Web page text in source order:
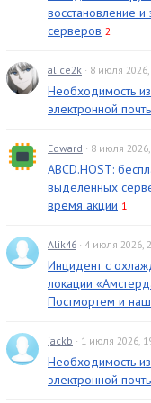
восстановление и
серверов 2
alice2k · 8 июля
Необходимость
электронной
Edward · 8 июля
ABCD.HOST:
выделенных
время акции 1
Alik46 · 4 июля 2026,
Инцидент с
локации
Постмортем и
jackb · 1 июля 2026,
Необходимость
электронной